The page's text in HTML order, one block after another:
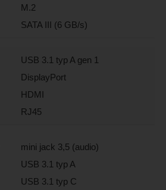
M.2
SATA III (6 GB/s)
USB 3.1 typ A gen 1
DisplayPort
HDMI
RJ45
mini jack 3,5 (audio)
USB 3.1 typ A
USB 3.1 typ C